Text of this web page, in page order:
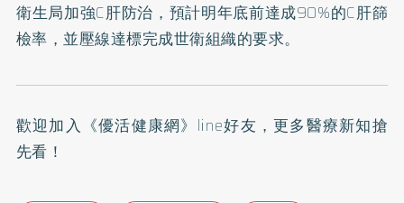
衛生局加強C肝防治，預計明年底前達成90%的C肝篩
檢率，並壓線達標完成世衛組織的要求。
歡迎加入 《優活健康網》line好友 ，更多醫療新知搶
先看！